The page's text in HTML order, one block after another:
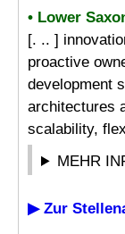
• Lower
[. .. ]
proactive
development
architectures
scalability,
MEHR
▶ Zur